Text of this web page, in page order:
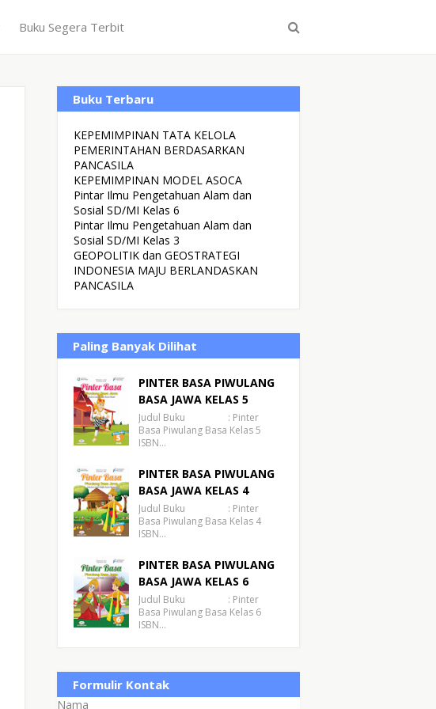
Buku Segera Terbit
Buku Terbaru
KEPEMIMPINAN TATA KELOLA
PEMERINTAHAN BERDASARKAN
PANCASILA
KEPEMIMPINAN MODEL ASOCA
Pintar Ilmu Pengetahuan Alam dan
Sosial SD/MI Kelas 6
Pintar Ilmu Pengetahuan Alam dan
Sosial SD/MI Kelas 3
GEOPOLITIK dan GEOSTRATEGI
INDONESIA MAJU BERLANDASKAN
PANCASILA
Paling Banyak Dilihat
PINTER BASA PIWULANG
BASA JAWA KELAS 5
Judul Buku : Pinter
Basa Piwulang Basa Kelas 5
ISBN…
PINTER BASA PIWULANG
BASA JAWA KELAS 4
Judul Buku : Pinter
Basa Piwulang Basa Kelas 4
ISBN…
PINTER BASA PIWULANG
BASA JAWA KELAS 6
Judul Buku : Pinter
Basa Piwulang Basa Kelas 6
ISBN…
Formulir Kontak
Nama